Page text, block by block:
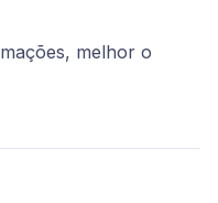
melhor o